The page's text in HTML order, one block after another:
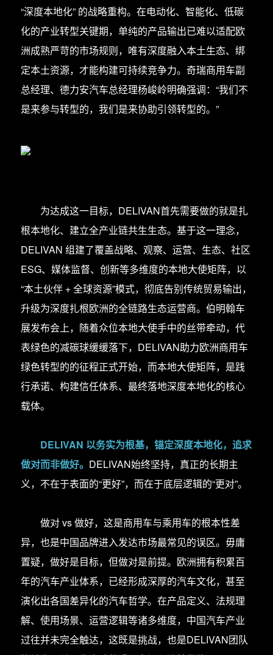
“深度本地化” 的战略重构。在电动化、智能化、低碳
化的产业转型关键期，单纯的产品输出已难以适配欧
洲成熟严苛的市场规则，唯有深度融入本土生态、绑
定本土资源，才能构建可持续竞争力。奇瑞商用车副
总经理、德力安汽车总经理杨峻岭明确强调：“我们不
是来参与转型的，我们是来协助引领转型的。”
为达成这一目标，DELIVAN首先需要做的就是扎
根本地化、建立全产业链共生生态。基于这一理念，
DELIVAN 组建了覆盖战略、观察、运营、生态、社区
ESG、媒体监督、创新等多维度的本地大使矩阵，以
“本土伙伴 + 全球资源”模式，彻底告别传统贸易输出，
升级为深度扎根欧洲的全链路生态运营商。伯明翰车
展发布会上，随着众位本地大使手中的丝带牵动，代
表绿色的减碳球缓缓落下，DELIVAN助力欧洲商用车
绿色转型的的征程正式开始，而本地大使矩阵，是践
行承诺、构建信任体系、最终落地深度本地化的核心
载体。
DELIVAN 以务实为根基，锚定深度本地化，追求
做对而非做好。 DELIVAN始终坚持，真正的长期主
义，不在于表面的“更好”，而在于底层逻辑的“更对”。
做对 vs 做好，这是商用车与乘用车的根本性差
异，也是中国品牌进入发达市场最常见的误区。毋庸
置疑，做好是目标，但做对是前提。欧洲拥有积累百
年的汽车产业体系，已经形成深厚的汽车文化，甚至
演化出各国差异化的汽车哲学。在产品定义、法规理
解、使用场景、运营逻辑等诸多维度，中国汽车产业
过往并未完全触达，这既是挑战，也是DELIVAN团队